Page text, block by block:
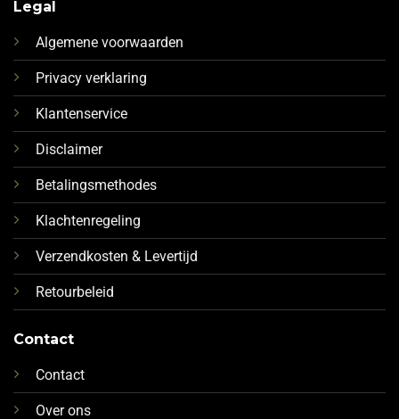
Legal
Algemene voorwaarden
Privacy verklaring
Klantenservice
Disclaimer
Betalingsmethodes
Klachtenregeling
Verzendkosten & Levertijd
Retourbeleid
Contact
Contact
Over ons